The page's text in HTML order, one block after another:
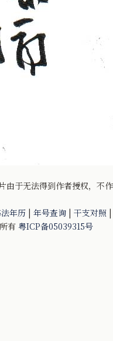
由于无法得到作者授权，不
年历 | 年号查询 | 干支对照
有 粤ICP备05039315号